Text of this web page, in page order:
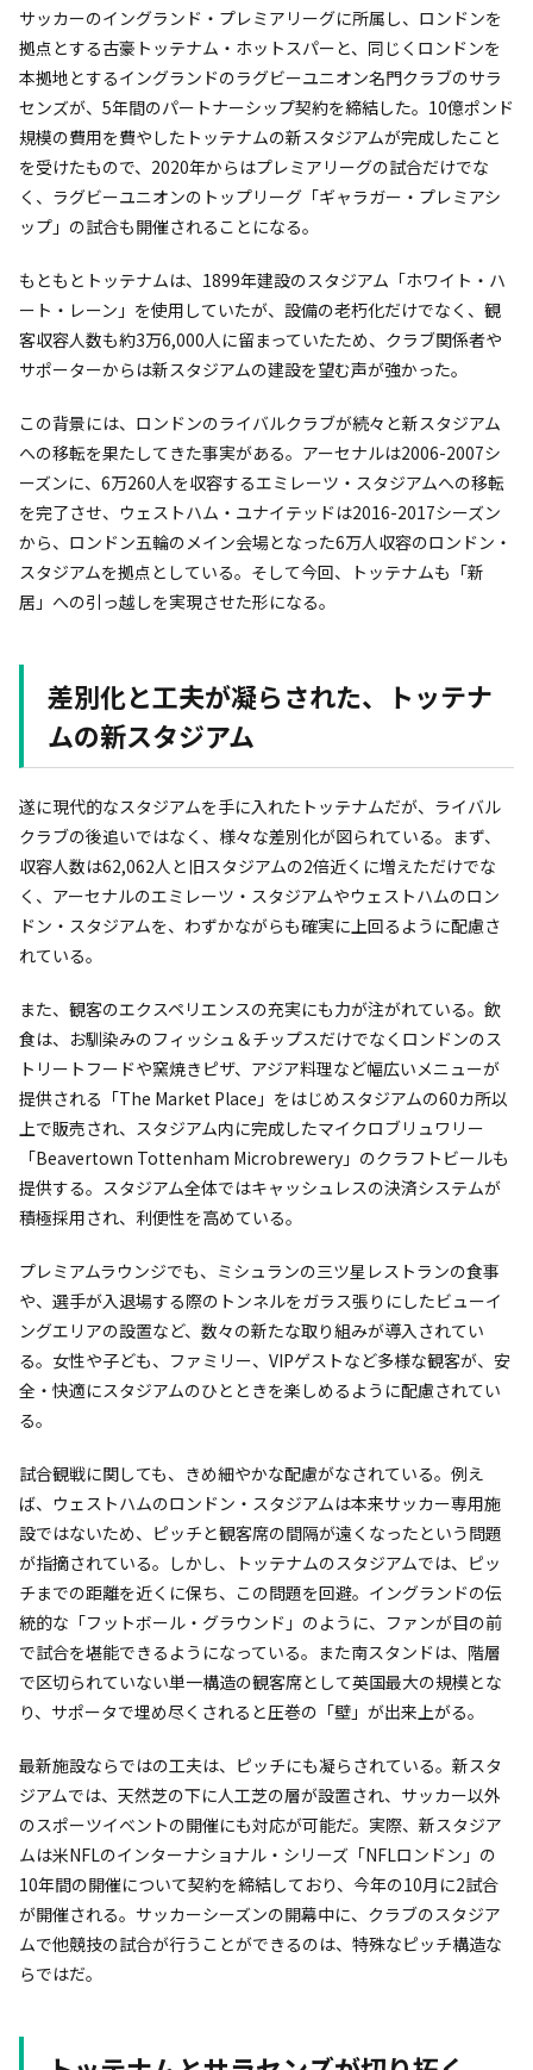
サッカーのイングランド・プレミアリーグに所属し、ロンドンを
拠点とする古豪トッテナム・ホットスパーと、同じくロンドンを
本拠地とするイングランドのラグビーユニオン名門クラブのサラ
センズが、5年間のパートナーシップ契約を締結した。10億ポンド
規模の費用を費やしたトッテナムの新スタジアムが完成したこと
を受けたもので、2020年からはプレミアリーグの試合だけでな
く、ラグビーユニオンのトップリーグ「ギャラガー・プレミアシ
ップ」の試合も開催されることになる。
もともとトッテナムは、1899年建設のスタジアム「ホワイト・ハ
ート・レーン」を使用していたが、設備の老朽化だけでなく、観
客収容人数も約3万6,000人に留まっていたため、クラブ関係者や
サポーターからは新スタジアムの建設を望む声が強かった。
この背景には、ロンドンのライバルクラブが続々と新スタジアム
への移転を果たしてきた事実がある。アーセナルは2006-2007シ
ーズンに、6万260人を収容するエミレーツ・スタジアムへの移転
を完了させ、ウェストハム・ユナイテッドは2016-2017シーズン
から、ロンドン五輪のメイン会場となった6万人収容のロンドン・
スタジアムを拠点としている。そして今回、トッテナムも「新
居」への引っ越しを実現させた形になる。
差別化と工夫が凝らされた、トッテナ
ムの新スタジアム
遂に現代的なスタジアムを手に入れたトッテナムだが、ライバル
クラブの後追いではなく、様々な差別化が図られている。まず、
収容人数は62,062人と旧スタジアムの2倍近くに増えただけでな
く、アーセナルのエミレーツ・スタジアムやウェストハムのロン
ドン・スタジアムを、わずかながらも確実に上回るように配慮さ
れている。
また、観客のエクスペリエンスの充実にも力が注がれている。飲
食は、お馴染みのフィッシュ＆チップスだけでなくロンドンのス
トリートフードや窯焼きピザ、アジア料理など幅広いメニューが
提供される「The Market Place」をはじめスタジアムの60カ所以
上で販売され、スタジアム内に完成したマイクロブリュワリー
「Beavertown Tottenham Microbrewery」のクラフトビールも
提供する。スタジアム全体ではキャッシュレスの決済システムが
積極採用され、利便性を高めている。
プレミアムラウンジでも、ミシュランの三ツ星レストランの食事
や、選手が入退場する際のトンネルをガラス張りにしたビューイ
ングエリアの設置など、数々の新たな取り組みが導入されてい
る。女性や子ども、ファミリー、VIPゲストなど多様な観客が、安
全・快適にスタジアムのひとときを楽しめるように配慮されてい
る。
試合観戦に関しても、きめ細やかな配慮がなされている。例え
ば、ウェストハムのロンドン・スタジアムは本来サッカー専用施
設ではないため、ピッチと観客席の間隔が遠くなったという問題
が指摘されている。しかし、トッテナムのスタジアムでは、ピッ
チまでの距離を近くに保ち、この問題を回避。イングランドの伝
統的な「フットボール・グラウンド」のように、ファンが目の前
で試合を堪能できるようになっている。また南スタンドは、階層
で区切られていない単一構造の観客席として英国最大の規模とな
り、サポータで埋め尽くされると圧巻の「壁」が出来上がる。
最新施設ならではの工夫は、ピッチにも凝らされている。新スタ
ジアムでは、天然芝の下に人工芝の層が設置され、サッカー以外
のスポーツイベントの開催にも対応が可能だ。実際、新スタジア
ムは米NFLのインターナショナル・シリーズ「NFLロンドン」の
10年間の開催について契約を締結しており、今年の10月に2試合
が開催される。サッカーシーズンの開幕中に、クラブのスタジア
ムで他競技の試合が行うことができるのは、特殊なピッチ構造な
らではだ。